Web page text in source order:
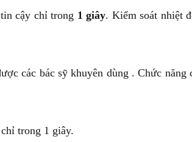
cậy chỉ trong 1 giây. Kiểm soát nhiệt
các bác sỹ khuyên dùng . Chức năng
trong 1 giây.